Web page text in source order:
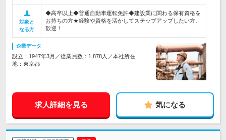
対象と
なる方
◆高卒以上◆普通自動車運転免許◆建設業に関わる保有資格を
お持ちの方★経験や資格を活かしてステップアップしたい方、
歓迎！
企業データ
設立：1947年3月／従業員数：1,878人／本社所在
地：東京都
求人詳細を見る 気になる